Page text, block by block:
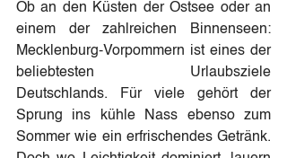
Ob an den Küsten der Ostsee oder an
einem der zahlreichen Binnenseen:
Mecklenburg-Vorpommern ist eines der
beliebtesten Urlaubsziele
Deutschlands. Für viele gehört der
Sprung ins kühle Nass ebenso zum
Sommer wie ein erfrischendes Getränk.